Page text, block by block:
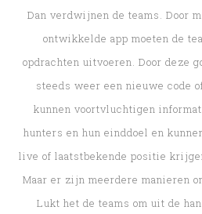
Dan verdwijnen de teams. Door
ontwikkelde app moeten de
opdrachten uitvoeren. Door deze
steeds weer een nieuwe code
kunnen voortvluchtigen
hunters en hun einddoel en
live of laatstbekende positie
Maar er zijn meerdere manieren
Lukt het de teams om uit de